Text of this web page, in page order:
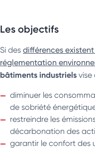
Les objectifs
Si des différences
réglementation
bâtiments industriels vise
diminuer les
de sobriété
restreindre les
décarbonation des
garantir le confort des